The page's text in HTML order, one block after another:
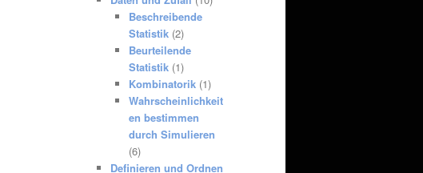
Beschreibende
Statistik(2)
Beurteilende
Statistik(1)
Kombinatorik(1)
Wahrscheinlichkeit
en bestimmen
durch Simulieren
(6)
Definieren und Ordnen